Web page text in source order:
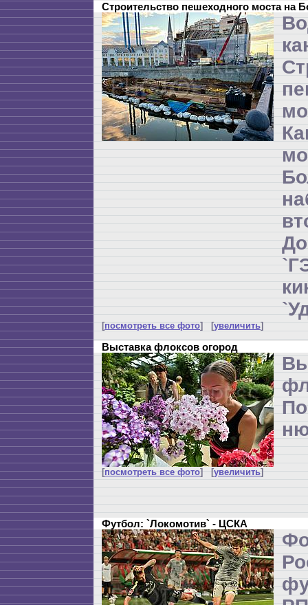
Строительство пешеходного моста на
[посмотреть все фото] [увеличить]
Выставка флоксов огород
[посмотреть все фото] [увеличить]
Футбол: `Локомотив` - ЦСКА